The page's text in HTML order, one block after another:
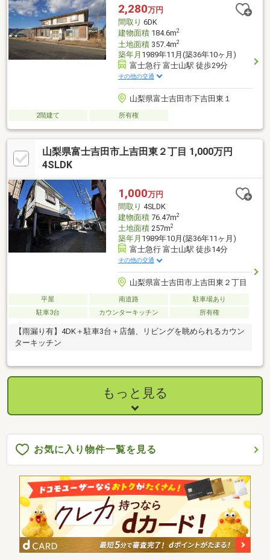
2,280万円
間取り 6DK
建物面積184.6m2
土地面積357.4m2
築年月 1989年11月(築36年10ヶ月)
富士急行 富士山駅 徒歩29分
その他の交通
山梨県富士吉田市下吉田東１
2階建て 所有権
山梨県富士吉田市上吉田東２丁目 1,000万円
4SLDK
1,000万円
間取り 4SLDK
建物面積76.47m2
土地面積257m2
築年月 1989年10月(築36年11ヶ月)
富士急行 富士山駅 徒歩14分
その他の交通
山梨県富士吉田市上吉田東２丁目
平屋 南道路
駐車場あり
駐車3台
カウンターキッチン 所有権
【雨漏り有】4DK＋駐車3台＋店舗、リビングを眺められるカウン
ターキッチン
もっと見る
お気に入り物件一覧を見る